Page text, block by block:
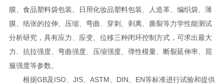
膜、食品塑料袋包装、日用化妆品塑料包装、人造革、编织袋、薄
膜、纸张的拉伸、压缩、弯曲、穿刺、剥离、撕裂等力学性能测试
分析研究，具有应力、应变、位移三种闭环控制方式，可求出最大
力、抗拉强度、弯曲强度、压缩强度、弹性模量、断裂延伸率、屈
服强度等参数。
根据GB及ISO、JIS、ASTM、DIN、EN等标准进行试验和提供